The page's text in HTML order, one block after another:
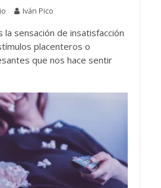
Iván Pico
la sensación de insatisfacción
placenteros o
que nos hace sentir